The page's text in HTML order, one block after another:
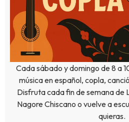
Cada sábado y domingo de 8 a
música en español, copla,
Disfruta cada fin de semana de
Nagore Chiscano o vuelve a
quieras.